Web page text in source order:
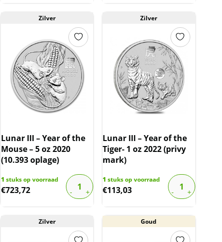
Zilver
Lunar III – Year of the
Mouse – 5 oz 2020
(10.393 oplage)
1 stuks op voorraad
€723,72
Zilver
Lunar III – Year of the
Tiger- 1 oz 2022 (privy
mark)
1 stuks op voorraad
€113,03
Zilver Goud